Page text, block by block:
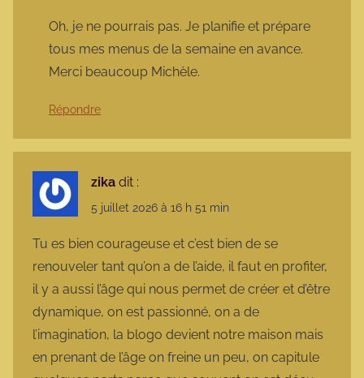
Oh, je ne pourrais pas. Je planifie et prépare
tous mes menus de la semaine en avance.
Merci beaucoup Michèle.
Répondre
zika dit :
5 juillet 2026 à 16 h 51 min
Tu es bien courageuse et c’est bien de se
renouveler tant qu’on a de l’aide, il faut en profiter,
il y a aussi l’âge qui nous permet de créer et d’être
dynamique, on est passionné, on a de
l’imagination, la blogo devient notre maison mais
en prenant de l’âge on freine un peu, on capitule